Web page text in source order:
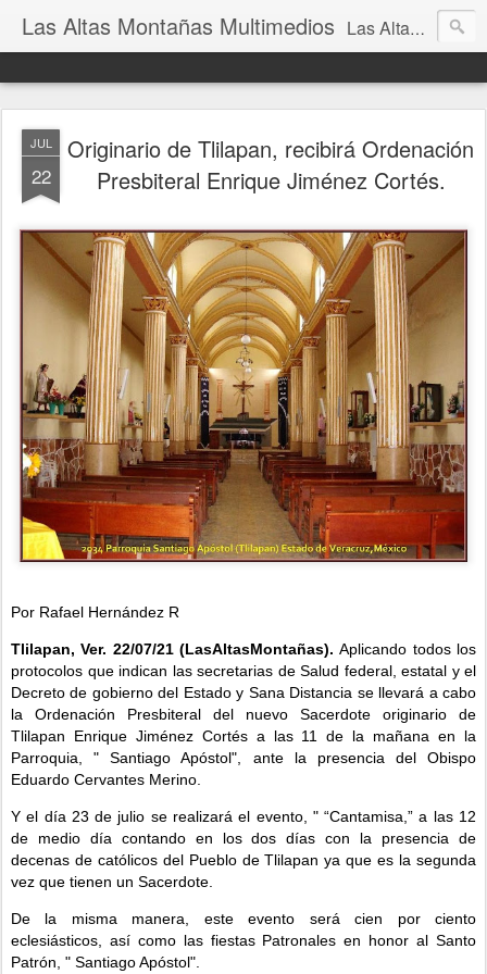
Las Altas Montañas Multimedios Las Altas Montañas Multimedios
JUL
22
Originario de Tlilapan, recibirá Ordenación
Presbiteral Enrique Jiménez Cortés.
Por Rafael Hernández R
Tlilapan, Ver. 22/07/21 (LasAltasMontañas). Aplicando todos los
protocolos que indican las secretarias de Salud federal, estatal y el
Decreto de gobierno del Estado y Sana Distancia se llevará a cabo
la Ordenación Presbiteral del nuevo Sacerdote originario de
Tlilapan Enrique Jiménez Cortés a las 11 de la mañana en la
Parroquia, " Santiago Apóstol", ante la presencia del Obispo
Eduardo Cervantes Merino.
Y el día 23 de julio se realizará el evento, " “Cantamisa,” a las 12
de medio día contando en los dos días con la presencia de
decenas de católicos del Pueblo de Tlilapan ya que es la segunda
vez que tienen un Sacerdote.
De la misma manera, este evento será cien por ciento
eclesiásticos, así como las fiestas Patronales en honor al Santo
Patrón, " Santiago Apóstol".